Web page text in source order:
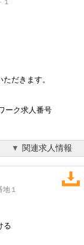
だきます。
ーク求人番号
関連求人情報
１
る